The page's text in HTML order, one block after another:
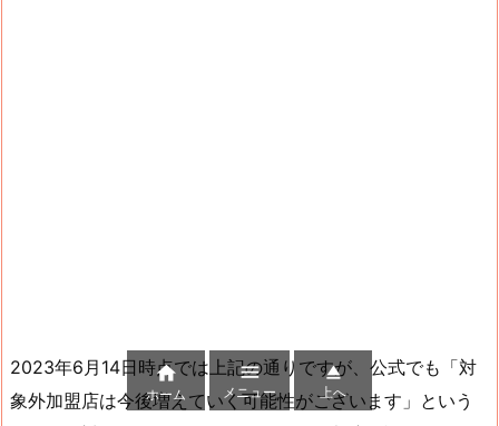
2023年6月14日時点では上記の通りですが、公式でも「対
象外加盟店は今後増えていく可能性がございます」という

ホーム

メニュー

上へ